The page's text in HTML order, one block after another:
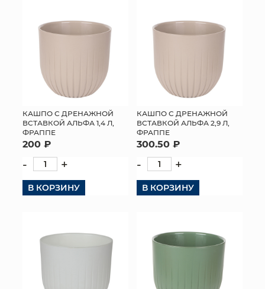
КАШПО С ДРЕНАЖНОЙ
ВСТАВКОЙ АЛЬФА 1,4 Л,
ФРАППЕ
200 ₽
- +
В КОРЗИНУ
КАШПО С ДРЕНАЖНОЙ
ВСТАВКОЙ АЛЬФА 2,9 Л,
ФРАППЕ
300.50 ₽
- +
В КОРЗИНУ